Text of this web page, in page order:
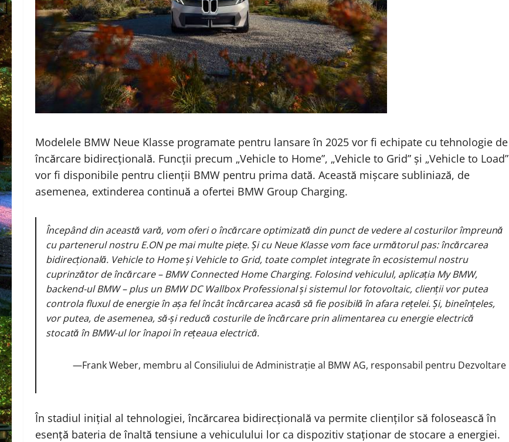
Modelele BMW Neue Klasse programate pentru lansare în 2025 vor fi echipate cu tehnologie de
încărcare bidirecțională. Funcții precum „Vehicle to Home”, „Vehicle to Grid” și „Vehicle to Load”
vor fi disponibile pentru clienții BMW pentru prima dată. Această mișcare subliniază, de
asemenea, extinderea continuă a ofertei BMW Group Charging.
Începând din această vară, vom oferi o încărcare optimizată din punct de vedere al costurilor împreună
cu partenerul nostru E.ON pe mai multe piețe. Și cu Neue Klasse vom face următorul pas: încărcarea
bidirecțională. Vehicle to Home și Vehicle to Grid, toate complet integrate în ecosistemul nostru
cuprinzător de încărcare – BMW Connected Home Charging. Folosind vehiculul, aplicația My BMW,
backend-ul BMW – plus un BMW DC Wallbox Professional și sistemul lor fotovoltaic, clienții vor putea
controla fluxul de energie în așa fel încât încărcarea acasă să fie posibilă în afara rețelei. Și, bineînțeles,
vor putea, de asemenea, să-și reducă costurile de încărcare prin alimentarea cu energie electrică
stocată în BMW-ul lor înapoi în rețeaua electrică.
—Frank Weber, membru al Consiliului de Administrație al BMW AG, responsabil pentru Dezvoltare
În stadiul inițial al tehnologiei, încărcarea bidirecțională va permite clienților să folosească în
esență bateria de înaltă tensiune a vehiculului lor ca dispozitiv staționar de stocare a energiei.